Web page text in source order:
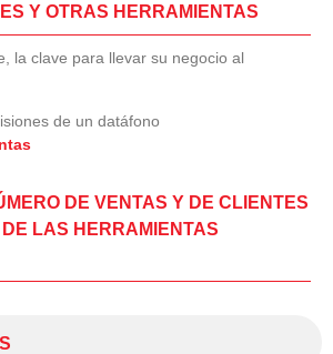
Y OTRAS HERRAMIENTAS
la clave para llevar su negocio al
de un datáfono
DE VENTAS Y DE CLIENTES
LAS HERRAMIENTAS